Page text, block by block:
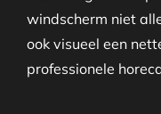
windscherm niet
ook visueel een
professionele